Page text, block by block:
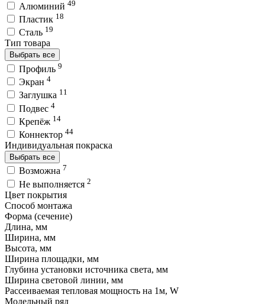
Алюминий 49
Пластик 18
Сталь 19
Тип товара
Выбрать все
Профиль 9
Экран 4
Заглушка 11
Подвес 4
Крепёж 14
Коннектор 44
Индивидуальная покраска
Выбрать все
Возможна 7
Не выполняется 2
Цвет покрытия
Способ монтажа
Форма (сечение)
Длина, мм
Ширина, мм
Высота, мм
Ширина площадки, мм
Глубина установки источника света, мм
Ширина световой линии, мм
Рассеиваемая тепловая мощность на 1м, W
Модельный ряд